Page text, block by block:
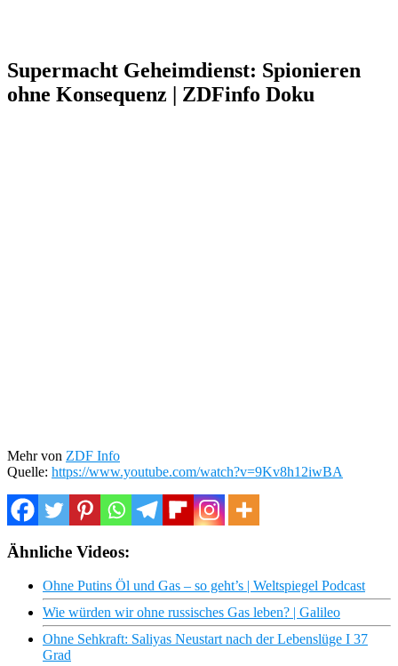
Supermacht Geheimdienst: Spionieren
ohne Konsequenz | ZDFinfo Doku
Mehr von ZDF Info
Quelle: https://www.youtube.com/watch?v=9Kv8h12iwBA
Ähnliche Videos:
Ohne Putins Öl und Gas – so geht’s | Weltspiegel Podcast
Wie würden wir ohne russisches Gas leben? | Galileo
Ohne Sehkraft: Saliyas Neustart nach der Lebenslüge I 37
Grad